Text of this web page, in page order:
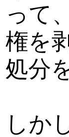
って
権を
処分
しか